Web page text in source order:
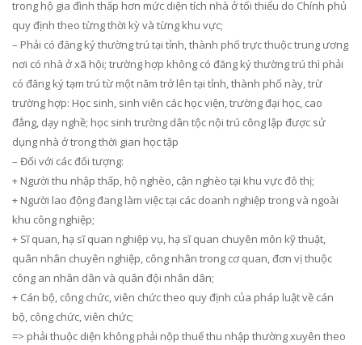
trong hộ gia đình thấp hơn mức diện tích nhà ở tối thiểu do Chính phủ
quy định theo từng thời kỳ và từng khu vực;
– Phải có đăng ký thường trú tại tỉnh, thành phố trực thuộc trung ương
nơi có nhà ở xã hội; trường hợp không có đăng ký thường trú thì phải
có đăng ký tạm trú từ một năm trở lên tại tỉnh, thành phố này, trừ
trường hợp: Học sinh, sinh viên các học viện, trường đại học, cao
đẳng, dạy nghề; học sinh trường dân tộc nội trú công lập được sử
dụng nhà ở trong thời gian học tập
– Đối với các đối tượng:
+ Người thu nhập thấp, hộ nghèo, cận nghèo tại khu vực đô thị;
+ Người lao động đang làm việc tại các doanh nghiệp trong và ngoài
khu công nghiệp;
+ Sĩ quan, hạ sĩ quan nghiệp vụ, hạ sĩ quan chuyên môn kỹ thuật,
quân nhân chuyên nghiệp, công nhân trong cơ quan, đơn vị thuộc
công an nhân dân và quân đội nhân dân;
+ Cán bộ, công chức, viên chức theo quy định của pháp luật về cán
bộ, công chức, viên chức;
=> phải thuộc diện không phải nộp thuế thu nhập thường xuyên theo